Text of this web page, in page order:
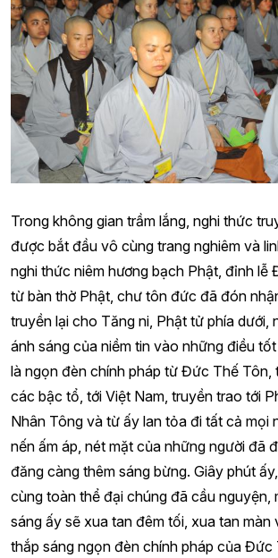
Trong không gian trầm lắng, nghi thức
được bắt đầu vô cùng trang nghiêm và
nghi thức niêm hương bạch Phật, đỉnh lễ
từ bàn thờ Phật, chư tôn đức đã đón
truyền lại cho Tăng ni, Phật tử phía dưới,
ánh sáng của niềm tin vào những điều
là ngọn đèn chính pháp từ Đức Thế Tôn,
các bậc tổ, tới Việt Nam, truyền trao tới
Nhân Tông và từ ấy lan tỏa đi tất cả mọi
nến ấm áp, nét mặt của những người đã
đăng càng thêm sáng bừng. Giây phút
cùng toàn thể đại chúng đã cầu nguyện,
sáng ấy sẽ xua tan đêm tối, xua tan màn
thắp sáng ngọn đèn chính pháp của Đức